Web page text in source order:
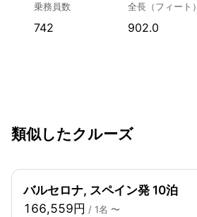
乗務員数
742
全長（フィート）
902.0
類似したクルーズ
バルセロナ, スペイン発 10泊
166,559円 / 1名 〜